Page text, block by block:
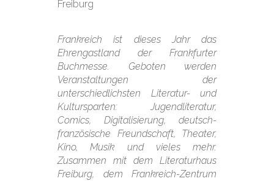
Freiburg
Frankreich ist dieses Jahr das
Ehrengastland der Frankfurter
Buchmesse. Geboten werden
Veranstaltungen der
unterschiedlichsten Literatur- und
Kultursparten: Jugendliteratur,
Comics, Digitalisierung, deutsch-
französische Freundschaft, Theater,
Kino, Musik und vieles mehr.
Zusammen mit dem Literaturhaus
Freiburg, dem Frankreich-Zentrum